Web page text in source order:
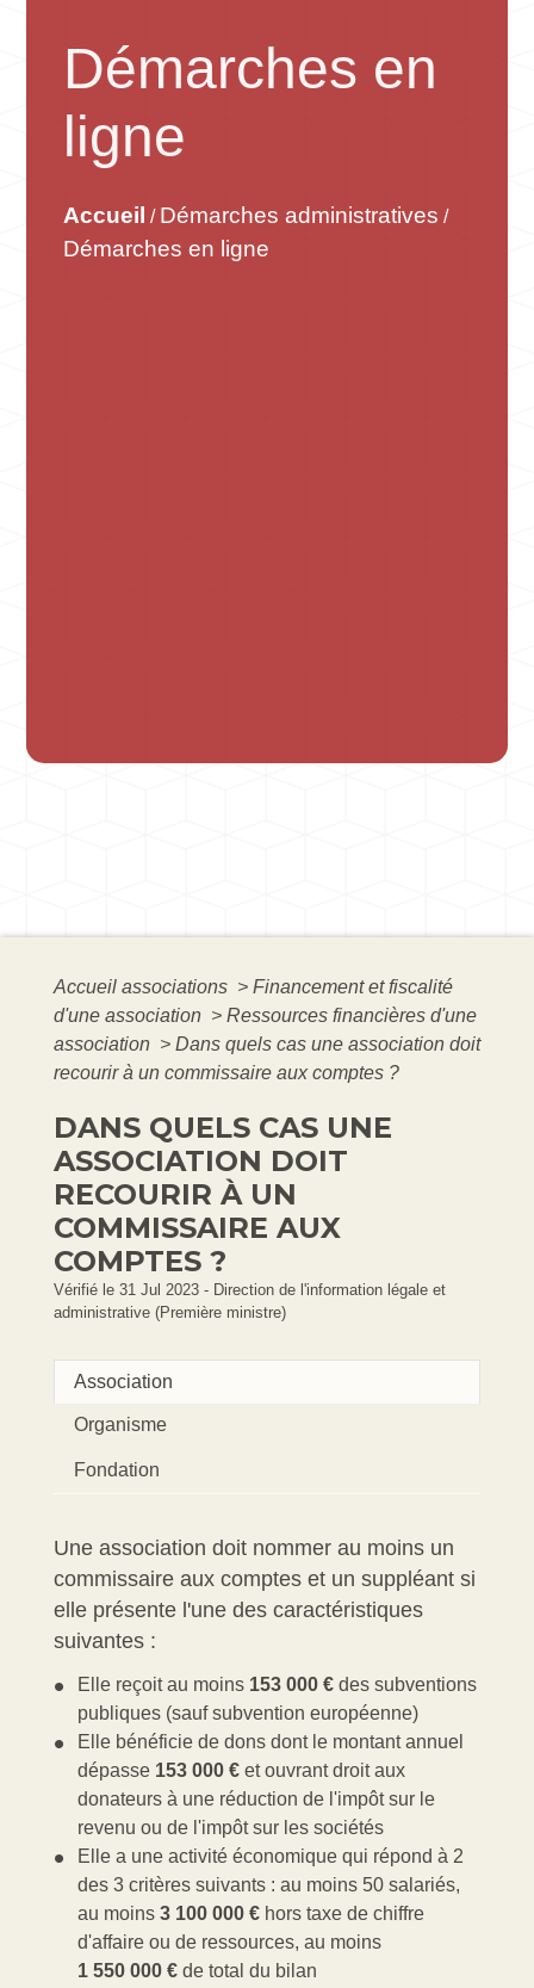
Démarches en
ligne
Accueil / Démarches administratives /
Démarches en ligne
Accueil associations > Financement et fiscalité
d'une association > Ressources financières d'une
association > Dans quels cas une association doit
recourir à un commissaire aux comptes ?
DANS QUELS CAS UNE
ASSOCIATION DOIT
RECOURIR À UN
COMMISSAIRE AUX
COMPTES ?
Vérifié le 31 Jul 2023 - Direction de l'information légale et
administrative (Première ministre)
Association
Organisme
Fondation
Une association doit nommer au moins un
commissaire aux comptes et un suppléant si
elle présente l'une des caractéristiques
suivantes :
Elle reçoit au moins 153 000 € des subventions
publiques (sauf subvention européenne)
Elle bénéficie de dons dont le montant annuel
dépasse 153 000 € et ouvrant droit aux
donateurs à une réduction de l'impôt sur le
revenu ou de l'impôt sur les sociétés
Elle a une activité économique qui répond à 2
des 3 critères suivants : au moins 50 salariés,
au moins 3 100 000 € hors taxe de chiffre
d'affaire ou de ressources, au moins
1 550 000 € de total du bilan